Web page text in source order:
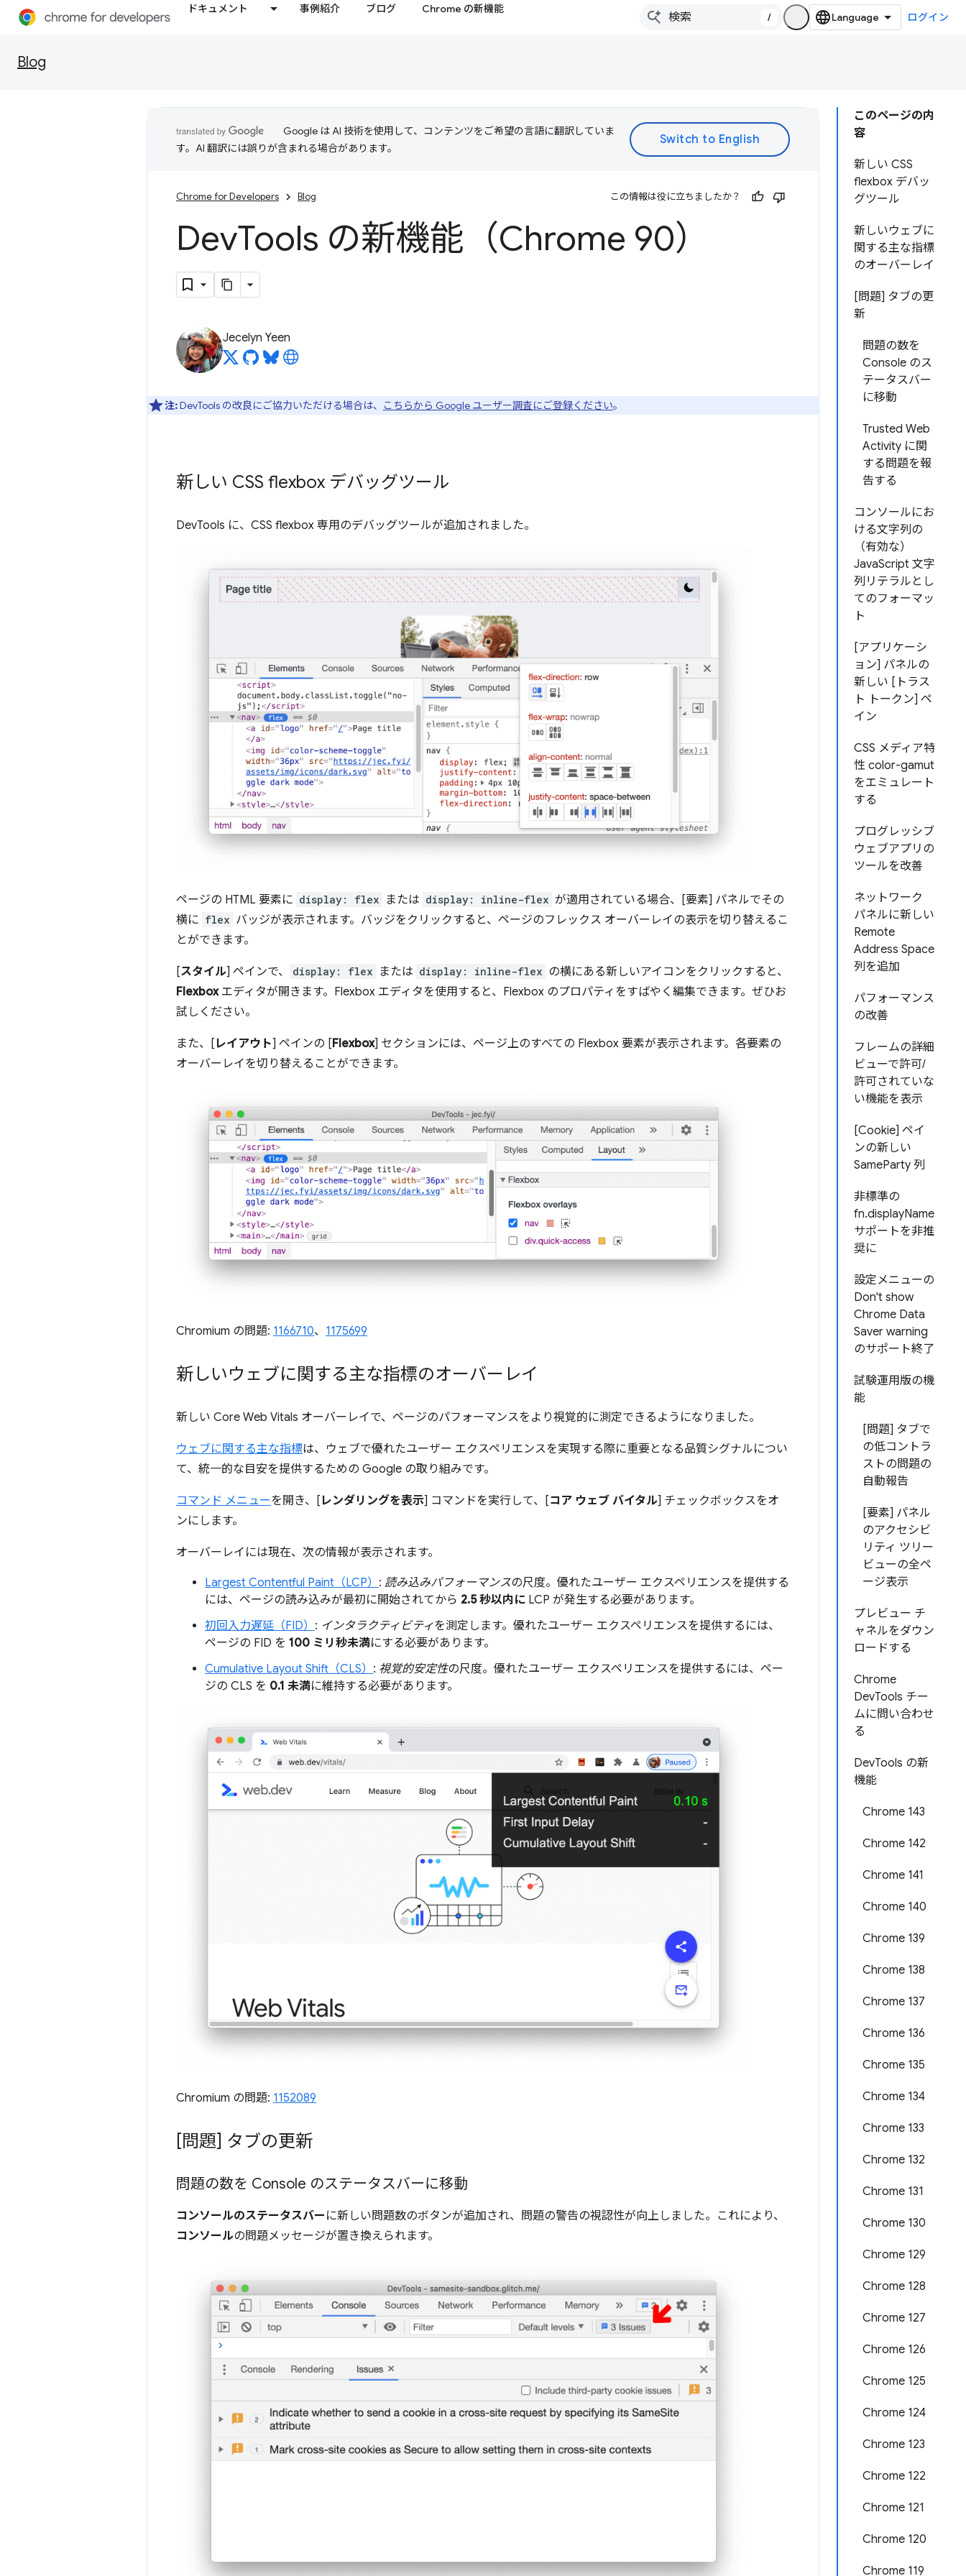
ドキュメント 事例紹介 ブログ Chrome の新機能
/ ログイン
Blog
このページの内
容
新しい CSS
flexbox デバッ
グツール
新しいウェブに
関する主な指標
のオーバーレイ
[問題] タブの更
新
問題の数を
Console のス
テータスバー
に移動
Trusted Web
Activity に関
する問題を報
告する
コンソールにお
ける文字列の
（有効な）
JavaScript 文字
列リテラルとし
てのフォーマッ
ト
[アプリケーシ
ョン] パネルの
新しい [トラス
ト トークン] ペ
イン
CSS メディア特
性 color-gamut
をエミュレート
する
プログレッシブ
ウェブアプリの
ツールを改善
ネットワーク
パネルに新しい
Remote
Address Space
列を追加
パフォーマンス
の改善
フレームの詳細
ビューで許可/
許可されていな
い機能を表示
[Cookie] ペイ
ンの新しい
SameParty 列
非標準の
fn.displayName
サポートを非推
奨に
設定メニューの
Don't show
Chrome Data
Saver warning
のサポート終了
試験運用版の機
能
[問題] タブで
の低コントラ
ストの問題の
自動報告
[要素] パネル
のアクセシビ
リティ ツリー
ビューの全ペ
ージ表示
プレビュー チ
ャネルをダウン
ロードする
Chrome
DevTools チー
ムに問い合わせ
る
DevTools の新
機能
Chrome 143
Chrome 142
Chrome 141
Chrome 140
Chrome 139
Chrome 138
Chrome 137
Chrome 136
Chrome 135
Chrome 134
Chrome 133
Chrome 132
Chrome 131
Chrome 130
Chrome 129
Chrome 128
Chrome 127
Chrome 126
Chrome 125
Chrome 124
Chrome 123
Chrome 122
Chrome 121
Chrome 120
Chrome 119
Google は AI 技術を使用して、コンテンツをご希望の言語に翻訳していま
す。AI 翻訳には誤りが含まれる場合があります。
Chrome for Developers Blog この情報は役に立ちましたか？
DevTools の新機能（Chrome 90）
Jecelyn Yeen
注:DevTools の改良にご協力いただける場合は、 こちらから Google ユーザー調査にご登録ください。
新しい CSS flexbox デバッグツール
DevTools に、CSS flexbox 専用のデバッグツールが追加されました。
ページの HTML 要素に display: flex または display: inline-flex が適用されている場合、[要素] パネルでその
横に flex バッジが表示されます。バッジをクリックすると、ページのフレックス オーバーレイの表示を切り替えるこ
とができます。
[スタイル] ペインで、 display: flex または display: inline-flex の横にある新しいアイコンをクリックすると、
Flexboxエディタが開きます。Flexbox エディタを使用すると、Flexbox のプロパティをすばやく編集できます。ぜひお
試しください。
また、[ レイアウト] ペインの [Flexbox] セクションには、ページ上のすべての Flexbox 要素が表示されます。各要素の
オーバーレイを切り替えることができます。
Chromium の問題: 1166710、 1175699
新しいウェブに関する主な指標のオーバーレイ
新しい Core Web Vitals オーバーレイで、ページのパフォーマンスをより視覚的に測定できるようになりました。
ウェブに関する主な指標は、ウェブで優れたユーザー エクスペリエンスを実現する際に重要となる品質シグナルについ
て、統一的な目安を提供するための Google の取り組みです。
コマンド メニューを開き、[ レンダリングを表示] コマンドを実行して、[コア ウェブ バイタル] チェックボックスをオ
ンにします。
オーバーレイには現在、次の情報が表示されます。
Largest Contentful Paint（LCP） : 読み込みパフォーマンスの尺度。優れたユーザー エクスペリエンスを提供する
には、ページの読み込みが最初に開始されてから 2.5 秒以内に LCP が発生する必要があります。
初回入力遅延（FID） : インタラクティビティを測定します。優れたユーザー エクスペリエンスを提供するには、
ページの FID を 100 ミリ秒未満にする必要があります。
Cumulative Layout Shift（CLS） : 視覚的安定性の尺度。優れたユーザー エクスペリエンスを提供するには、ペー
ジの CLS を 0.1 未満に維持する必要があります。
Chromium の問題: 1152089
[問題] タブの更新
問題の数を Console のステータスバーに移動
コンソールのステータスバー に新しい問題数のボタンが追加され、問題の警告の視認性が向上しました。これにより、
コンソールの問題メッセージが置き換えられます。